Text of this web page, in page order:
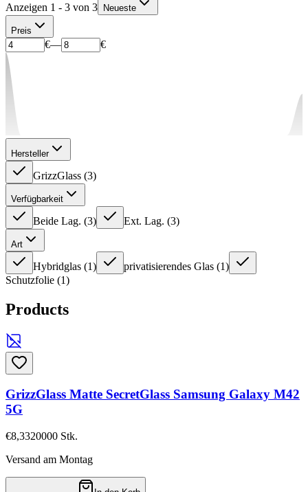
Anzeigen 1 - 3 von 3 Neueste
Preis
€— €
Hersteller
GrizzGlass (3)
Verfügbarkeit
Beide Lag. (3) Ext. Lag. (3)
Art
Hybridglas (1) privatisierendes Glas (1)
Schutzfolie (1)
Products
GrizzGlass Matte SecretGlass Samsung Galaxy M42
5G
€8,3320000 Stk.
Versand am Montag